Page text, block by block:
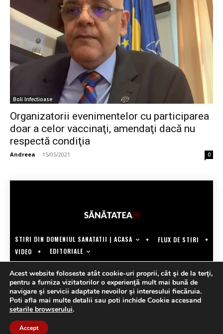
Boli Infectioase
Organizatorii evenimentelor cu participarea
doar a celor vaccinaţi, amendaţi dacă nu
respectă condiţia
Andreea - 15/05/2021 0
STIRI DIN DOMENIUL SANATATII | ACASA
FLUX DE STIRI
VIDEO
EDITORIALE
Acest website foloseste atât cookie-uri proprii, cât şi de la terţi,
pentru a furniza vizitatorilor o experienţă mult mai bună de
navigare şi servicii adaptate nevoilor şi interesului fiecăruia.
Poti afla mai multe detalii sau poti inchide Cookie accesand
setarile browserului.
Accept